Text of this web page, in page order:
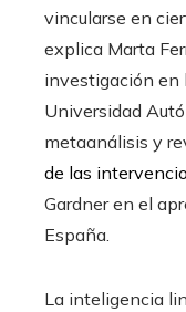
vincularse en
explica Marta
investigación en
Universidad
metaanálisis y
de las
Gardner en el
España.
La inteligencia